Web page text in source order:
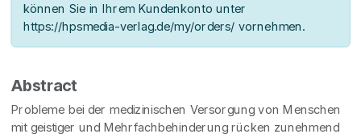
können Sie in Ihrem Kundenkonto unter
https://hpsmedia-verlag.de/my/orders/ vornehmen.
Abstract
Probleme bei der medizinischen Versorgung von Menschen
mit geistiger und Mehrfachbehinderung rücken zunehmend